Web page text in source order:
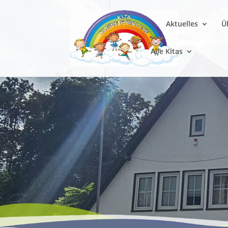
Aktuelles
Alle Kitas